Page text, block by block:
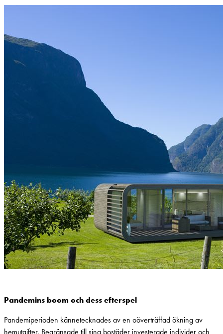
Pandemins boom och dess efterspel
Pandemiperioden kännetecknades av en oöverträffad ökning av
hemutgifter. Begränsade till sina bostäder investerade individer och